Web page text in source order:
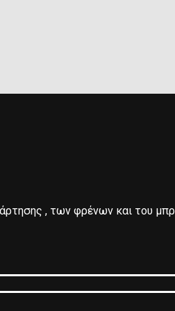
, των φρένων και του